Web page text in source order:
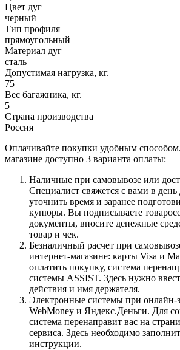
Цвет дуг
черный
Тип профиля
прямоугольный
Материал дуг
сталь
Допустимая нагрузка, кг.
75
Вес багажника, кг.
5
Страна производства
Россия
Оплачивайте покупки удобным
магазине доступно 3 варианта оплаты:
Наличные при самовывозе или
Специалист свяжется с вами в
уточнить время и заранее
купюры. Вы подписываете
документы, вносите денежные
товар и чек.
Безналичный расчет при
интернет-магазине: карты Visa и
оплатить покупку, система
системы ASSIST. Здесь нужно
действия и имя держателя.
Электронные системы при онлайн-
WebMoney и Яндекс.Деньги. Для
система перенаправит вас на
сервиса. Здесь необходимо
инструкции.